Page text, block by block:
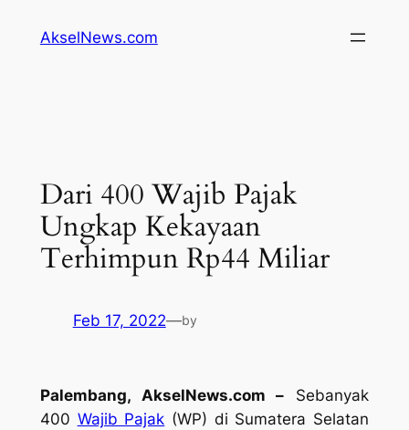
AkselNews.com
Dari 400 Wajib Pajak
Ungkap Kekayaan
Terhimpun Rp44 Miliar
Feb 17, 2022—by
Palembang, AkselNews.com – Sebanyak
400 Wajib Pajak (WP) di Sumatera Selatan